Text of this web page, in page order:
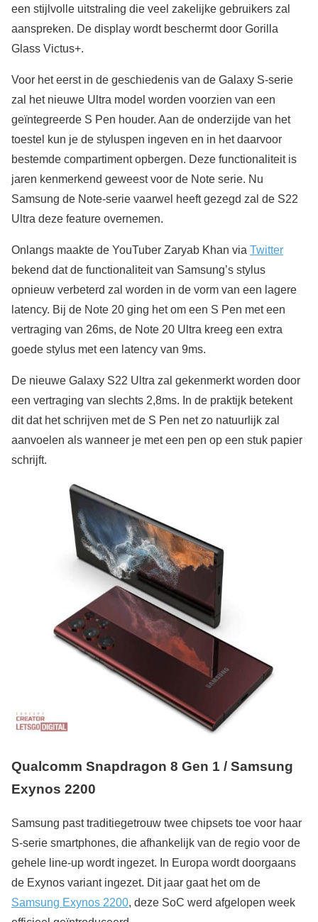
een stijlvolle uitstraling die veel zakelijke gebruikers zal
aanspreken. De display wordt beschermt door Gorilla
Glass Victus+.
Voor het eerst in de geschiedenis van de Galaxy S-serie
zal het nieuwe Ultra model worden voorzien van een
geïntegreerde S Pen houder. Aan de onderzijde van het
toestel kun je de styluspen ingeven en in het daarvoor
bestemde compartiment opbergen. Deze functionaliteit is
jaren kenmerkend geweest voor de Note serie. Nu
Samsung de Note-serie vaarwel heeft gezegd zal de S22
Ultra deze feature overnemen.
Onlangs maakte de YouTuber Zaryab Khan via Twitter
bekend dat de functionaliteit van Samsung’s stylus
opnieuw verbeterd zal worden in de vorm van een lagere
latency. Bij de Note 20 ging het om een S Pen met een
vertraging van 26ms, de Note 20 Ultra kreeg een extra
goede stylus met een latency van 9ms.
De nieuwe Galaxy S22 Ultra zal gekenmerkt worden door
een vertraging van slechts 2,8ms. In de praktijk betekent
dit dat het schrijven met de S Pen net zo natuurlijk zal
aanvoelen als wanneer je met een pen op een stuk papier
schrijft.
Qualcomm Snapdragon 8 Gen 1 / Samsung
Exynos 2200
Samsung past traditiegetrouw twee chipsets toe voor haar
S-serie smartphones, die afhankelijk van de regio voor de
gehele line-up wordt ingezet. In Europa wordt doorgaans
de Exynos variant ingezet. Dit jaar gaat het om de
Samsung Exynos 2200, deze SoC werd afgelopen week